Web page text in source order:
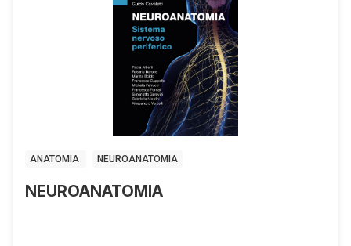
ANATOMIA NEUROANATOMIA
NEUROANATOMIA